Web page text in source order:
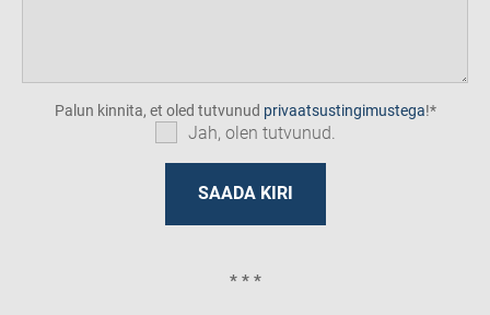
Palun kinnita, et oled tutvunud privaatsustingimustega!
Jah, olen tutvunud.
* * *